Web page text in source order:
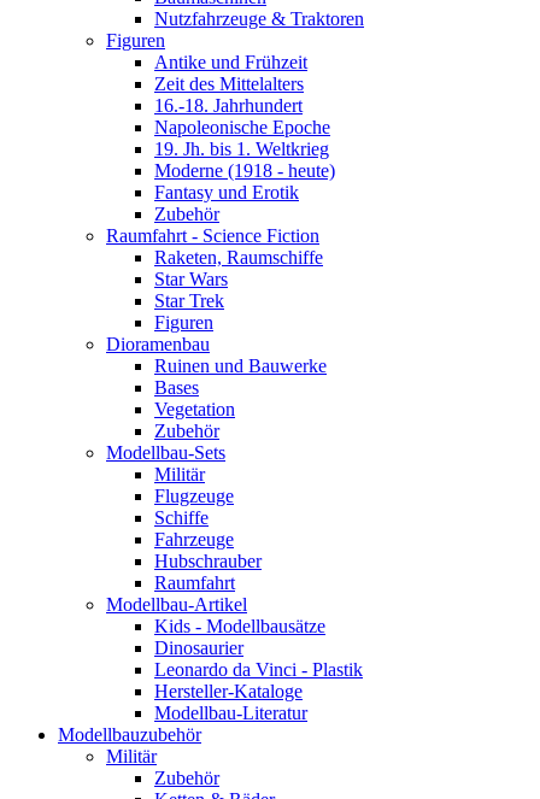
Nutzfahrzeuge & Traktoren
Figuren
Antike und Frühzeit
Zeit des Mittelalters
16.-18. Jahrhundert
Napoleonische Epoche
19. Jh. bis 1. Weltkrieg
Moderne (1918 - heute)
Fantasy und Erotik
Zubehör
Raumfahrt - Science Fiction
Raketen, Raumschiffe
Star Wars
Star Trek
Figuren
Dioramenbau
Ruinen und Bauwerke
Bases
Vegetation
Zubehör
Modellbau-Sets
Militär
Flugzeuge
Schiffe
Fahrzeuge
Hubschrauber
Raumfahrt
Modellbau-Artikel
Kids - Modellbausätze
Dinosaurier
Leonardo da Vinci - Plastik
Hersteller-Kataloge
Modellbau-Literatur
Modellbauzubehör
Militär
Zubehör